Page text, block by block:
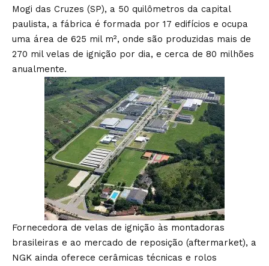
Mogi das Cruzes (SP), a 50 quilômetros da capital
paulista, a fábrica é formada por 17 edifícios e ocupa
uma área de 625 mil m², onde são produzidas mais de
270 mil velas de ignição por dia, e cerca de 80 milhões
anualmente.
Fornecedora de velas de ignição às montadoras
brasileiras e ao mercado de reposição (aftermarket), a
NGK ainda oferece cerâmicas técnicas e rolos